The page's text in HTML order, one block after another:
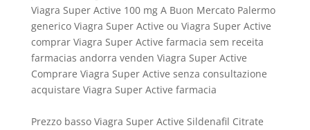
Viagra Super Active 100 mg A Buon Mercato Palermo
generico Viagra Super Active ou Viagra Super Active
comprar Viagra Super Active farmacia sem receita
farmacias andorra venden Viagra Super Active
Comprare Viagra Super Active senza consultazione
acquistare Viagra Super Active farmacia
Prezzo basso Viagra Super Active Sildenafil Citrate